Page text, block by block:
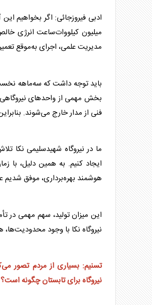
ادبی فیروزجائی: اگر بخواهیم
میلیون کیلووات‌ساعت انرژی
مدیریت علمی، اجرای به‌موقع
باید توجه داشت که سه‌ماهه
بخش مهمی از واحدهای
فنی از مدار خارج می‌شوند.
ما در نیروگاه شهیدسلیمی نکا
ایجاد کنیم. به همین دلیل، با
هوشمند بهره‌برداری، موفق شدیم
این میزان تولید، سهم مهمی در
نیروگاه نکا با وجود
تسنیم: بسیاری از مردم تصور
نیروگاه برای تابستان چگونه است؟